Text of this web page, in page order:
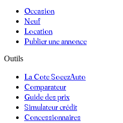
Occasion
Neuf
Location
Publier une annonce
Outils
La Cote SoeezAuto
Comparateur
Guide des prix
Simulateur crédit
Concessionnaires